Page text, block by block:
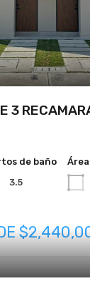
3
de baño
3.5
Área